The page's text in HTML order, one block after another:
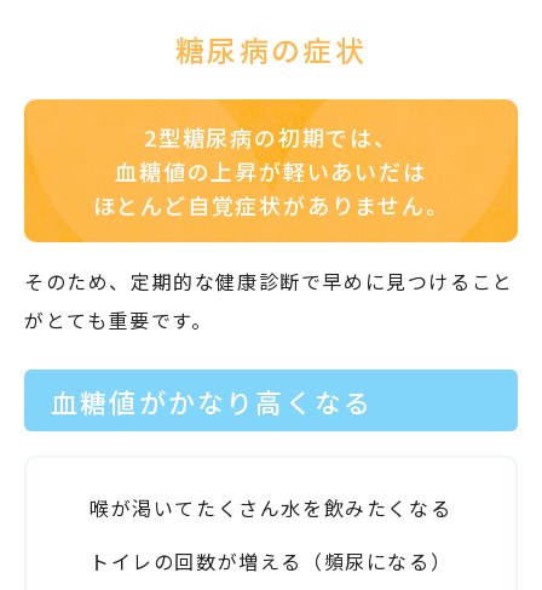
糖尿病の症状
2型糖尿病の初期では、
血糖値の上昇が軽いあいだは
ほとんど自覚症状がありません。
そのため、定期的な健康診断で早めに見つけること
がとても重要です。
血糖値がかなり高くなる
喉が渇いてたくさん水を飲みたくなる
トイレの回数が増える（頻尿になる）